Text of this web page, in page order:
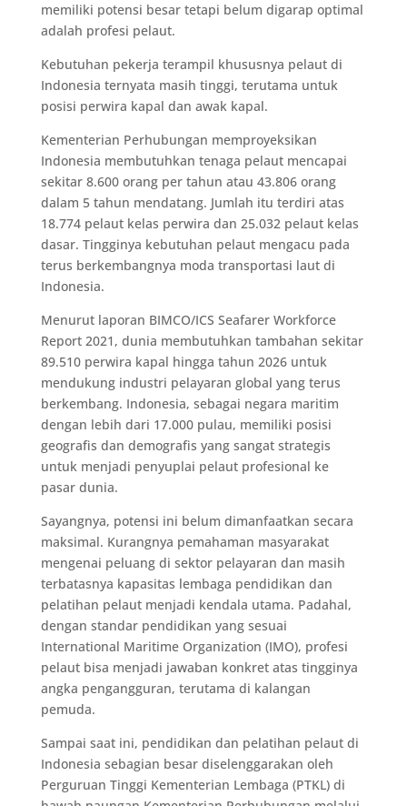
memiliki potensi besar tetapi belum digarap optimal
adalah profesi pelaut.
Kebutuhan pekerja terampil khususnya pelaut di
Indonesia ternyata masih tinggi, terutama untuk
posisi perwira kapal dan awak kapal.
Kementerian Perhubungan memproyeksikan
Indonesia membutuhkan tenaga pelaut mencapai
sekitar 8.600 orang per tahun atau 43.806 orang
dalam 5 tahun mendatang. Jumlah itu terdiri atas
18.774 pelaut kelas perwira dan 25.032 pelaut kelas
dasar. Tingginya kebutuhan pelaut mengacu pada
terus berkembangnya moda transportasi laut di
Indonesia.
Menurut laporan BIMCO/ICS Seafarer Workforce
Report 2021, dunia membutuhkan tambahan sekitar
89.510 perwira kapal hingga tahun 2026 untuk
mendukung industri pelayaran global yang terus
berkembang. Indonesia, sebagai negara maritim
dengan lebih dari 17.000 pulau, memiliki posisi
geografis dan demografis yang sangat strategis
untuk menjadi penyuplai pelaut profesional ke
pasar dunia.
Sayangnya, potensi ini belum dimanfaatkan secara
maksimal. Kurangnya pemahaman masyarakat
mengenai peluang di sektor pelayaran dan masih
terbatasnya kapasitas lembaga pendidikan dan
pelatihan pelaut menjadi kendala utama. Padahal,
dengan standar pendidikan yang sesuai
International Maritime Organization (IMO), profesi
pelaut bisa menjadi jawaban konkret atas tingginya
angka pengangguran, terutama di kalangan
pemuda.
Sampai saat ini, pendidikan dan pelatihan pelaut di
Indonesia sebagian besar diselenggarakan oleh
Perguruan Tinggi Kementerian Lembaga (PTKL) di